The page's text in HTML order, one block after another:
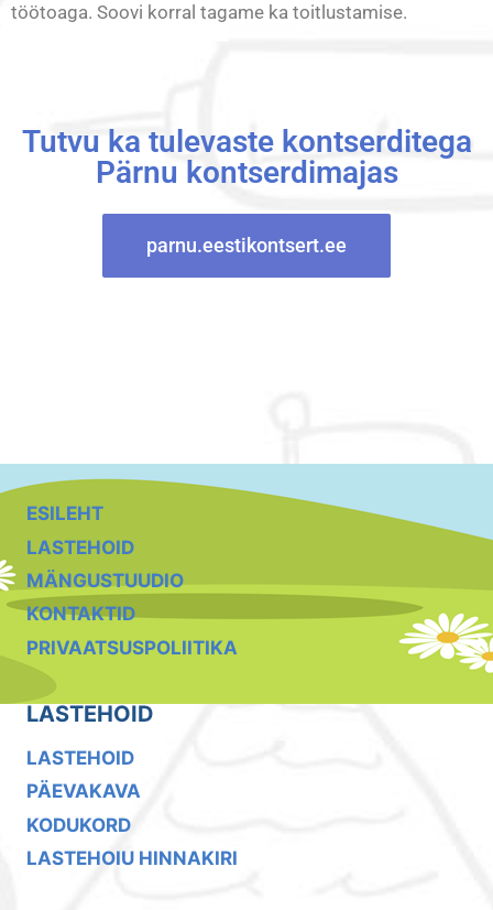
töötoaga. Soovi korral tagame ka toitlustamise.
Tutvu ka tulevaste kontserditega
Pärnu kontserdimajas
parnu.eestikontsert.ee
ESILEHT
LASTEHOID
MÄNGUSTUUDIO
KONTAKTID
PRIVAATSUSPOLIITIKA
LASTEHOID
LASTEHOID
PÄEVAKAVA
KODUKORD
LASTEHOIU HINNAKIRI